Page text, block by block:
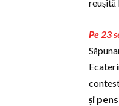
reuşită
Pe 23
și